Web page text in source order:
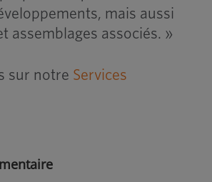
mais aussi
assemblages associés. »
sur notre Services